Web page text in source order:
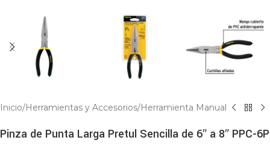
Inicio/Herramientas y Accesorios/Herramienta Manual
Pinza de Punta Larga Pretul Sencilla de 6″ a 8″ PPC-6P